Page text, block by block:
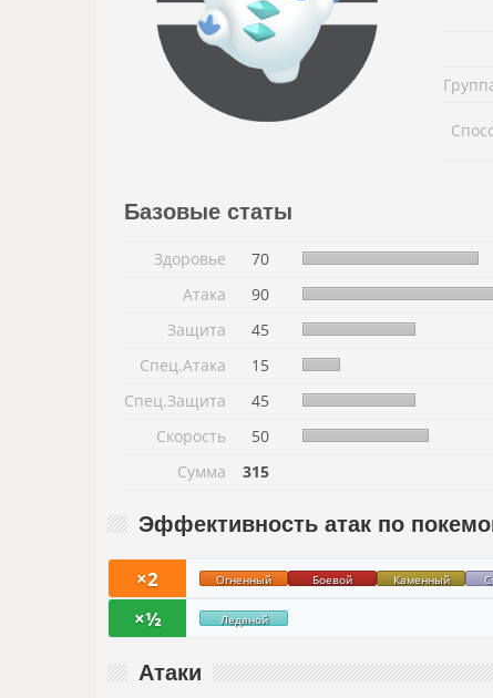
Базовые статы
Здоровье
70
Атака
90
Защита
45
Спец.Атака
15
Спец.Защита
45
Скорость
50
Сумма
315
Эффективность атак по
×2 Огненный Боевой Каменный
×½ Ледяной
Атаки